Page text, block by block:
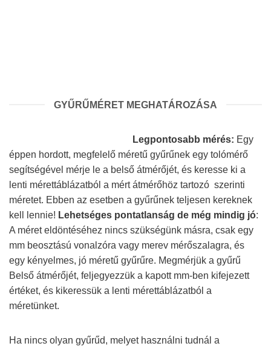
GYŰRŰMÉRET MEGHATÁROZÁSA
Legpontosabb mérés: Egy
éppen hordott, megfelelő méretű gyűrűnek egy tolómérő
segítségével mérje le a belső átmérőjét, és keresse ki a
lenti mérettáblázatból a mért átmérőhöz tartozó szerinti
méretet. Ebben az esetben a gyűrűnek teljesen kereknek
kell lennie! Lehetséges pontatlanság de még mindig jó:
A méret eldöntéséhez nincs szükségünk másra, csak egy
mm beosztású vonalzóra vagy merev mérőszalagra, és
egy kényelmes, jó méretű gyűrűre. Megmérjük a gyűrű
Belső átmérőjét, feljegyezzük a kapott mm-ben kifejezett
értéket, és kikeressük a lenti mérettáblázatból a
méretünket.
Ha nincs olyan gyűrűd, melyet használni tudnál a